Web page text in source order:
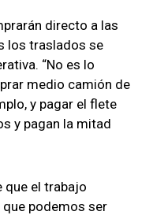
directo a las
los traslados se
“No es lo
medio camión de
y pagar el flete
y pagan la mitad
que el trabajo
podemos ser